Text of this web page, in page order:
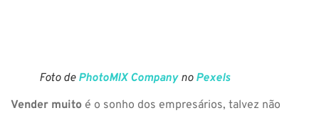
Foto de PhotoMIX Companyno Pexels
Vender muito é o sonho dos empresários, talvez não